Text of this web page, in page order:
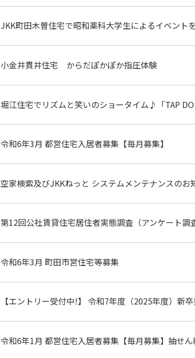
JKK町田木曽住宅で昭和薬科大学生によるイベント
小金井貫井住宅 からだぽかぽか指圧体験
堀江住宅でリズムと笑いのショータイム♪「TAP
令和6年3月 都営住宅入居者募集【毎月募集】
空家検索及びJKKねっと システムメンテナンスのお
第12回公社賃貸住宅居住者実態調査（アンケート調
令和6年3月 町田市営住宅等募集
【エントリー受付中!】 令和7年度（2025年度）新
令和6年1月 都営住宅入居者募集【毎月募集】抽せ